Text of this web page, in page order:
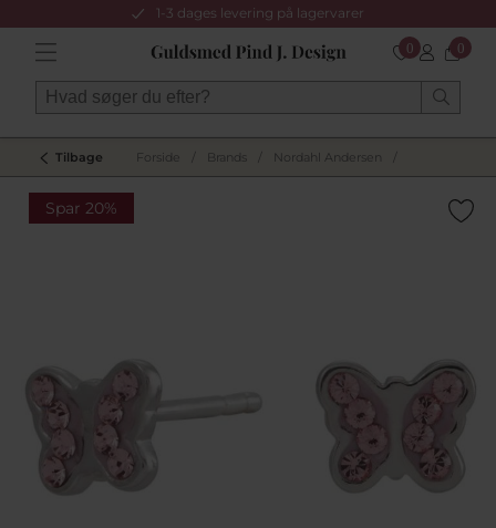
1-3 dages levering på lagervarer
0 0
Tilbage Forside Brands Nordahl Andersen
Spar 20%